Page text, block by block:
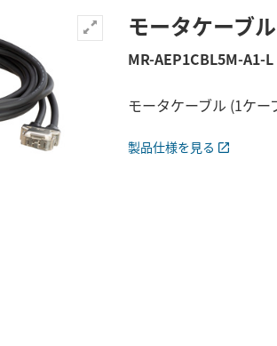
モータケーブル
MR-AEP1CBL5M-A1-L
モータケーブル (1ケ
製品仕様を見る